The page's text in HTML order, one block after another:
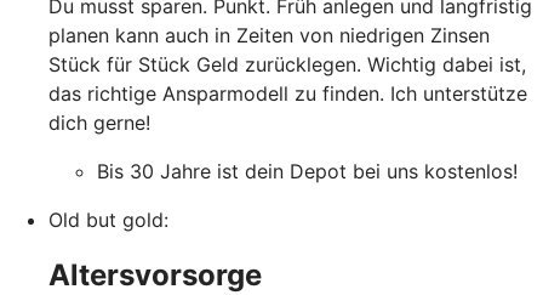
Du musst sparen. Punkt. Früh anlegen und langfristig
planen kann auch in Zeiten von niedrigen Zinsen
Stück für Stück Geld zurücklegen. Wichtig dabei ist,
das richtige Ansparmodell zu finden. Ich unterstütze
dich gerne!
Bis 30 Jahre ist dein Depot bei uns kostenlos!
Old but gold:
Altersvorsorge